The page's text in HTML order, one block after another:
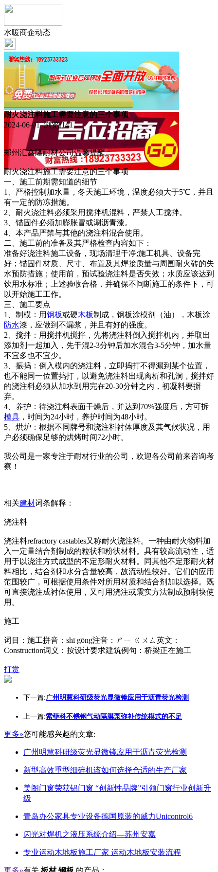
水暖商企动态
耐火浇注料施工需要注意的三个事项
2024-06-01 浏览:141
郑州汇鑫隆耐材公司温馨提醒：
耐火浇注料施工需要注意的三个事项
一、施工前期需知道的细节
1、严格控制加水量，冬天施工环境，温度必须大于5℃，并且
有一定的防冻措施。
2、耐火浇注料必须采用搅拌机混料，严禁人工搅拌。
3、锚固件必须加膨胀冒或涮沥青漆。
4、本产品严禁与其他的浇注料混合使用。
二、施工前的准备及其严格检查内容如下：
准备好浇注料施工设备，现场清理干净;施工机具、设备完
好；锚固件材质、尺寸、布置及其焊接质量与周围耐火砖的失
水预防措施；使用前，预试验浇注料是否失效；水质应该达到
饮用水标准；上述验收合格，并确保不间断施工的条件下，可
以开始施工工作。
三、施工要点
1、制模：用钢板或硬木板制成，钢板涂模剂（油），木板涂
防水漆，应做到不漏浆，并且有好的强度。
2、搅拌：用搅拌机搅拌，先将浇注料倒入搅拌机内，并取出
添加剂一起加入，先干混2-3分钟后加水混合3-5分钟，加水量
不宜多也不宜少。
3、振捣：倒入模内的浇注料，立即捣打不得漏到某个位置，
也不能同一位置捣打，以避免浇注料出现离析和孔洞，搅拌好
的浇注料必须从加水到用完在20-30分钟之内，初凝料要摒
弃。
4、养护：待浇注料表面干燥后，并达到70%强度后，方可拆
模具 ，时间为24小时，养护时间为48小时。
5、烘炉：根据不同牌号和浇注料衬体厚度及其气候状况，用
户必须确保足够的烘烤时间72小时。
我公司是一家专注于耐材行业的公司，欢迎各公司前来咨询考
察！
相关建材词条解释：
浇注料
浇注料refractory castables又称耐火浇注料。一种由耐火物料加
入一定量结合剂制成的粒状和粉状材料。具有较高流动性，适
用于以浇注方式成型的不定形耐火材料。同其他不定形耐火材
料相比，结合剂和水分含量较高，故流动性较好。它们的应用
范围较广，可根据使用条件对所用材质和结合剂加以选择。既
可直接浇注成衬体使用，又可用浇注或震实方法制成预制块使
用。
施工
词目：施工拼音：shī gōng注音：ㄕㄧ ㄍㄨㄙ英文：
Construction词义：按设计要求建筑例句：桥梁正在施工
打赏
下一篇:广州明慧科研级荧光显微镜应用于沥青荧光检测
上一篇:索菲科不锈钢气动隔膜泵弥补传统模式的不足
更多»您可能感兴趣的文章:
广州明慧科研级荧光显微镜应用于沥青荧光检测
新型高效重型细碎机该如何选择合适的生产厂家
美阁门窗荣获铝门窗 “创新性品牌”引领门窗行业创新升
级
青岛办公家具专业设备德国原装的威力Unicontrol6
闪光对焊机之液压系统介绍—苏州安嘉
专业运动木地板施工厂家 运动木地板安装流程
更多»有关 板材 钢板 的产品：